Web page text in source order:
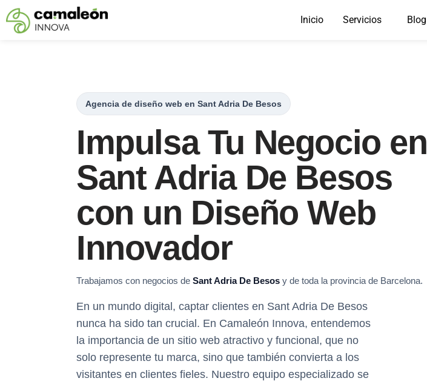
Saltar
Inicio Servicios Blog
Agencia de diseño web en Sant Adria De Besos
Impulsa Tu Negocio en
Sant Adria De Besos
con un Diseño Web
Innovador
Trabajamos con negocios de Sant Adria De Besos y de toda la provincia de Barcelona.
En un mundo digital, captar clientes en Sant Adria De Besos
nunca ha sido tan crucial. En Camaleón Innova, entendemos
la importancia de un sitio web atractivo y funcional, que no
solo represente tu marca, sino que también convierta a los
visitantes en clientes fieles. Nuestro equipo especializado se